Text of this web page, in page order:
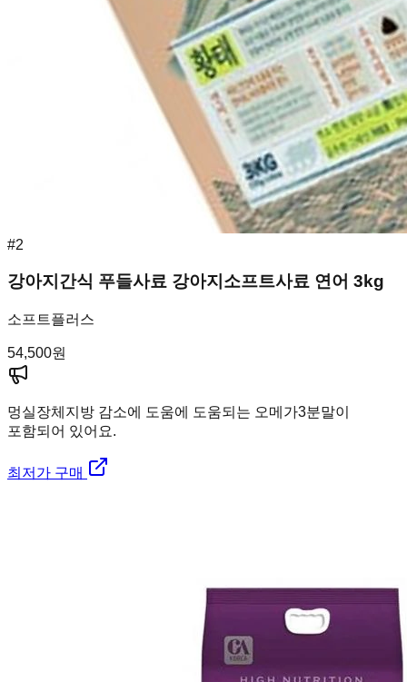
#2
강아지간식 푸들사료 강아지소프트사료 연어 3kg
소프트플러스
54,500원
멍실장체지방 감소에 도움에 도움되는 오메가3분말이
포함되어 있어요.
최저가 구매